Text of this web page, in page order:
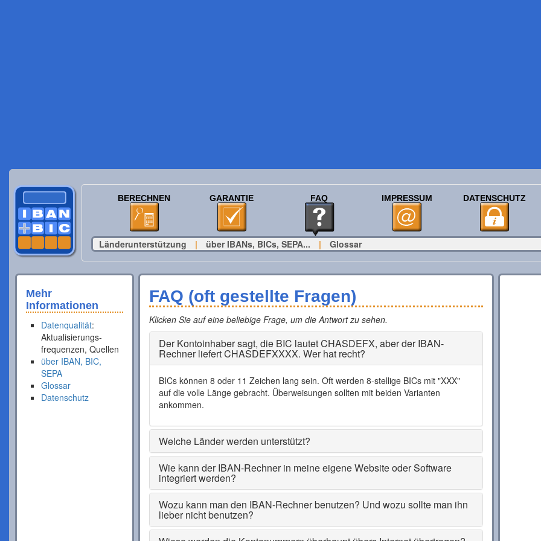
BERECHNEN GARANTIE FAQ IMPRESSUM DATENSCHUTZ
Länderunterstützung | über IBANs, BICs, SEPA... | Glossar
Mehr
Informationen
Datenqualität:
Aktualisierungs-
frequenzen, Quellen
über IBAN, BIC,
SEPA
Glossar
Datenschutz
FAQ (oft gestellte Fragen)
Klicken Sie auf eine beliebige Frage, um die Antwort zu sehen.
Der Kontoinhaber sagt, die BIC lautet CHASDEFX, aber der IBAN-
Rechner liefert CHASDEFXXXX. Wer hat recht?
BICs können 8 oder 11 Zeichen lang sein. Oft werden 8-stellige BICs mit "XXX"
auf die volle Länge gebracht. Überweisungen sollten mit beiden Varianten
ankommen.
Welche Länder werden unterstützt?
Wie kann der IBAN-Rechner in meine eigene Website oder Software
integriert werden?
Wozu kann man den IBAN-Rechner benutzen? Und wozu sollte man ihn
lieber nicht benutzen?